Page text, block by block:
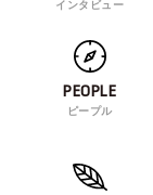
インタビュー
PEOPLE
ピープル